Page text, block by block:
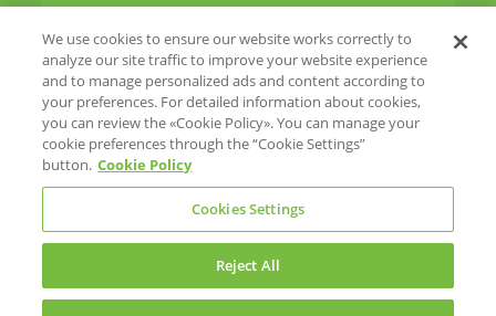
Kinoa Nedir, Nasıl Tüketilir?
Eti Cicibebe
Glutensiz Hayat
We use cookies to ensure our website works correctly to
analyze our site traffic to improve your website experience
and to manage personalized ads and content according to
your preferences. For detailed information about cookies,
you can review the «Cookie Policy». You can manage your
cookie preferences through the “Cookie Settings”
button. Cookie Policy
Cookies Settings
Reject All